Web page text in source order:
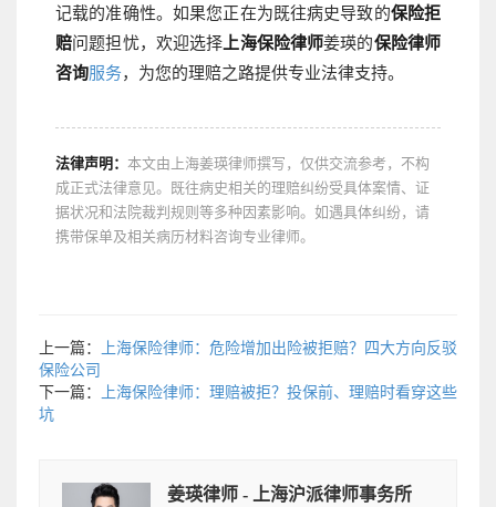
记载的准确性。如果您正在为既往病史导致的保险拒
赔问题担忧，欢迎选择上海保险律师姜瑛的保险律师
咨询服务，为您的理赔之路提供专业法律支持。
法律声明： 本文由上海姜瑛律师撰写，仅供交流参考，不构
成正式法律意见。既往病史相关的理赔纠纷受具体案情、证
据状况和法院裁判规则等多种因素影响。如遇具体纠纷，请
携带保单及相关病历材料咨询专业律师。
上一篇：
上海保险律师：危险增加出险被拒赔？四大方向反驳
保险公司
下一篇：
上海保险律师：理赔被拒？投保前、理赔时看穿这些
坑
姜瑛律师 - 上海沪派律师事务所